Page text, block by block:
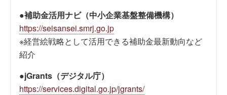
●補助金活用ナビ（中小企業基盤整備機構）
https://seisansei.smrj.go.jp
※経営絵戦略として活用できる補助金最新動向など
紹介
●jGrants（デジタル庁）
https://services.digital.go.jp/jgrants/